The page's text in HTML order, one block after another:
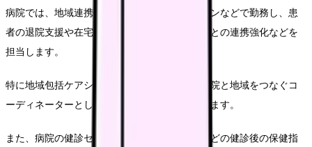
病院では、地域連携部門や訪問看護ステーションなどで勤務し、患
者の退院支援や在宅療養支援、地域の医療機関との連携強化などを
担当します。
特に地域包括ケアシステムの推進において、病院と地域をつなぐコ
ーディネーターとしての役割が重要視されています。
また、病院の健診センターでは、人間ドックなどの健診後の保健指